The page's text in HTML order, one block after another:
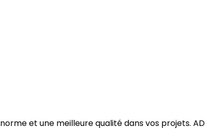
et une meilleure qualité dans vos projets. AD